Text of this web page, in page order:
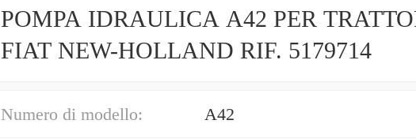
POMPA IDRAULICA A42 PER
FIAT NEW-HOLLAND RIF. 5179714
Numero di modello: A42